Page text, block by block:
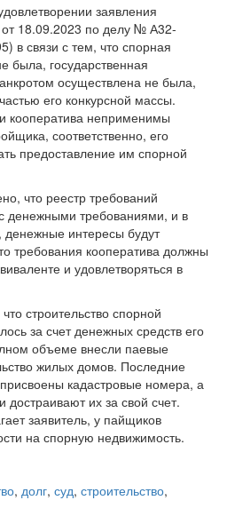
заявления
18.09.2023 по делу № А32-
в связи с тем, что спорная
была, государственная
осуществлена не была,
его конкурсной массы.
кооператива неприменимы
соответственно, его
предоставление им спорной
что реестр требований
денежными требованиями, и в
денежные интересы будут
требования кооператива должны
и удовлетворяться в
строительство спорной
за счет денежных средств его
объеме внесли паевые
жилых домов. Последние
кадастровые номера, а
достраивают их за свой счет.
заявитель, у пайщиков
на спорную недвижимость.
, долг, суд, строительство,